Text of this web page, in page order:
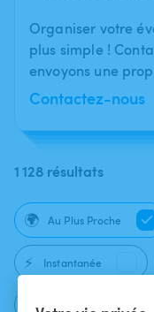
Organiser votre
plus simple !
envoyons une
Contactez-nous
1 128 résultats
🌍 Au Plus Proche
⚡ Instantanée
🍁 Naturisme autorisé